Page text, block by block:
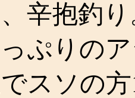
辛抱釣
ぷりの
スソの